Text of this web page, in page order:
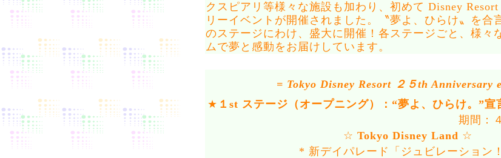
クスピアリ等様々な施設も加わり、初めて Disney
リーイベントが開催されました。〝夢よ、ひらけ〟を合
のステージにわけ、盛大に開催！各ステージごと、様々
ムで夢と感動をお届けしています。
= Tokyo Disney Resort ２５th Anniversary
★ １st ステージ（オープニング）：“夢よ、ひらけ。”宣
期間：
☆ Tokyo Disney Land ☆
* 新デイパレード「ジュビレーション！